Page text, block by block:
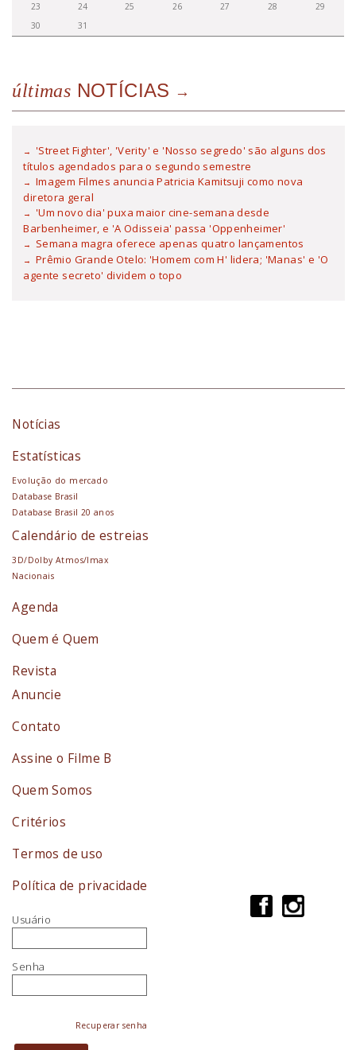
23
24 25 26 27 28
29
30
31
últimas NOTÍCIAS
'Street Fighter', 'Verity' e 'Nosso segredo' são alguns dos
títulos agendados para o segundo semestre
Imagem Filmes anuncia Patricia Kamitsuji como nova
diretora geral
'Um novo dia' puxa maior cine-semana desde
Barbenheimer, e 'A Odisseia' passa 'Oppenheimer'
Semana magra oferece apenas quatro lançamentos
Prêmio Grande Otelo: 'Homem com H' lidera; 'Manas' e 'O
agente secreto' dividem o topo
Notícias
Estatísticas
Evolução do mercado
Database Brasil
Database Brasil 20 anos
Calendário de estreias
3D/Dolby Atmos/Imax
Nacionais
Agenda
Quem é Quem
Revista
Anuncie
Contato
Assine o Filme B
Quem Somos
Critérios
Termos de uso
Política de privacidade
Usuário
Senha
Recuperar senha